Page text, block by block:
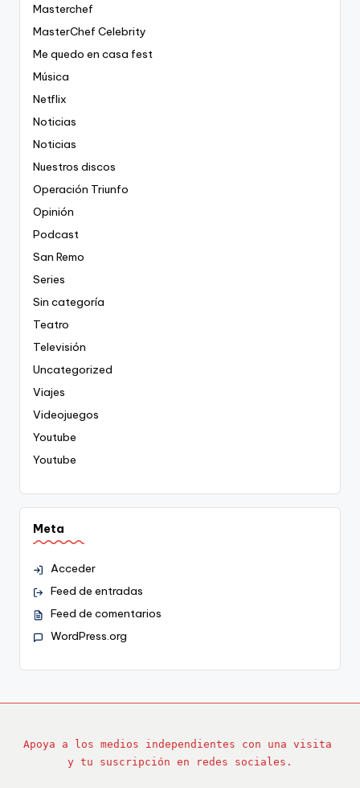
Masterchef
MasterChef Celebrity
Me quedo en casa fest
Música
Netflix
Noticias
Noticias
Nuestros discos
Operación Triunfo
Opinión
Podcast
San Remo
Series
Sin categoría
Teatro
Televisión
Uncategorized
Viajes
Videojuegos
Youtube
Youtube
Meta
Acceder
Feed de entradas
Feed de comentarios
WordPress.org
Apoya a los medios independientes con una visita
y tu suscripción en redes sociales.